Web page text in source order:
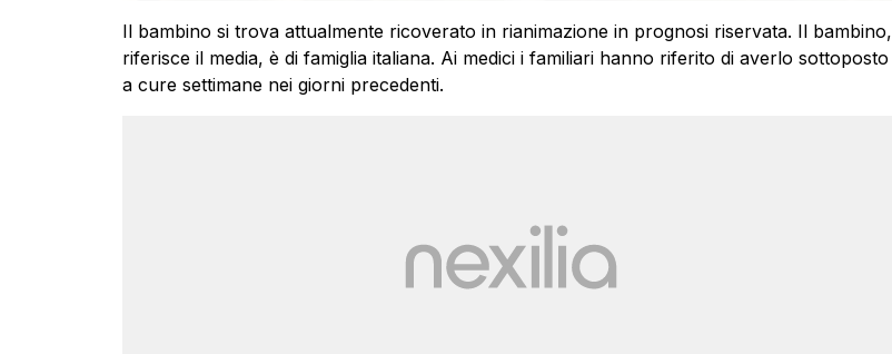
Il bambino si trova attualmente ricoverato in rianimazione in prognosi riservata. Il bambino,
riferisce il media, è di famiglia italiana. Ai medici i familiari hanno riferito di averlo sottoposto
a cure settimane nei giorni precedenti.